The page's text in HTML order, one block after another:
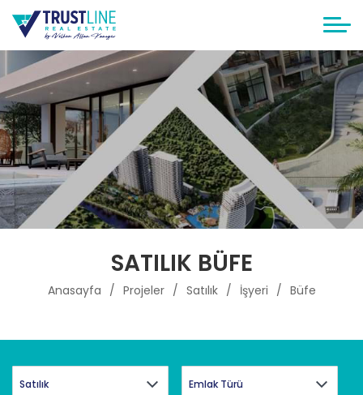
SATILIK BÜFE
Anasayfa Projeler Satılık İşyeri Büfe